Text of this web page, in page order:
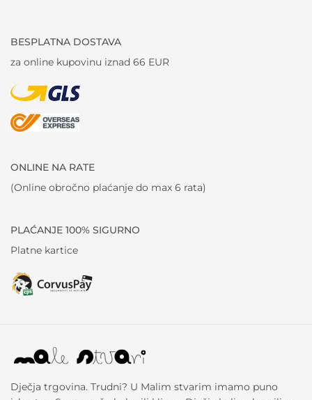
BESPLATNA DOSTAVA
za online kupovinu iznad 66 EUR
ONLINE NA RATE
(Online obročno plaćanje do max 6 rata)
PLAĆANJE 100% SIGURNO
Platne kartice
Dječja trgovina. Trudni? U Malim stvarim imamo puno